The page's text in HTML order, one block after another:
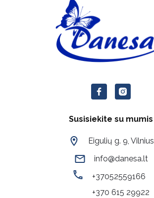
Susisiekite su mumis
Eigulių g. 9, Vilnius
info@danesa.lt
+37052559166
+370 615 29922